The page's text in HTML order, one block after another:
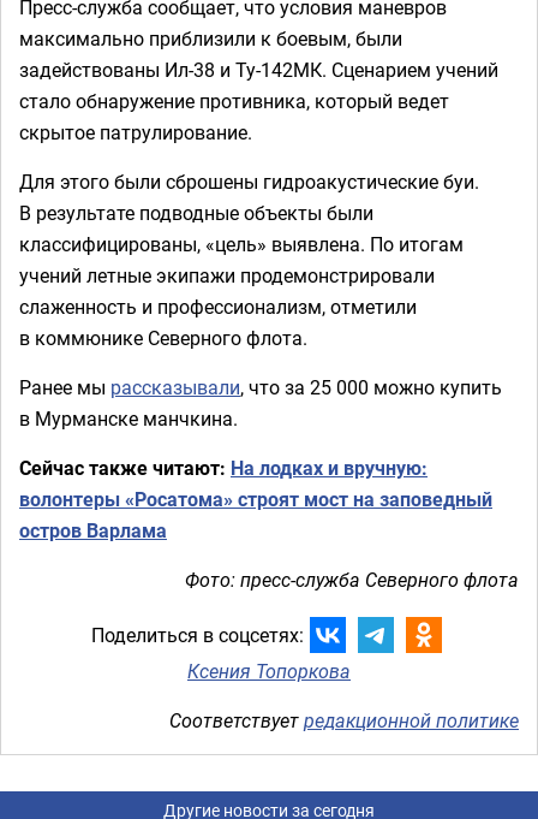
Пресс-служба сообщает, что условия маневров
максимально приблизили к боевым, были
задействованы Ил-38 и Ту-142МК. Сценарием учений
стало обнаружение противника, который ведет
скрытое патрулирование.
Для этого были сброшены гидроакустические буи.
В результате подводные объекты были
классифицированы, «цель» выявлена. По итогам
учений летные экипажи продемонстрировали
слаженность и профессионализм, отметили
в коммюнике Северного флота.
Ранее мы рассказывали, что за 25 000 можно купить
в Мурманске манчкина.
Сейчас также читают: На лодках и вручную:
волонтеры «Росатома» строят мост на заповедный
остров Варлама
Фото: пресс-служба Северного флота
Поделиться в соцсетях:
Ксения Топоркова
Соответствуетредакционной политике
Другие новости за сегодня